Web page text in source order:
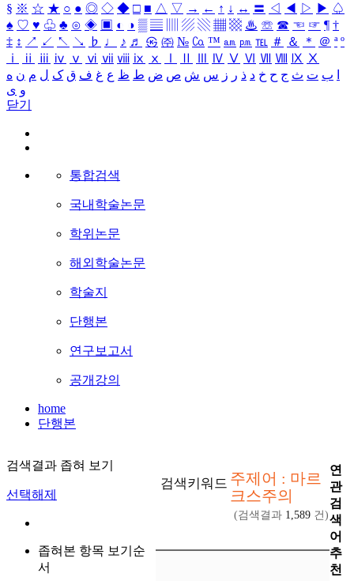
§ ※ ☆ ★ ○ ● ◎ ◇ ◆ □ ■ △ ▽ → ← ↑ ↓ ↔ 〓 ◁ ◀ ▷ ▶ ♤
♠ ♡ ♥ ♧ ♣ ⊙ ◈ ▣ ◐ ◑ ▒ ▤ ▨ ▧ ▦ ▩ ♨ ☏ ☎ ☜ ☞ ¶ †
‡ ↕ ↗ ↙ ↖ ↘ ♭ ♩ ♪ ♬ ㉿ ㈜ № ㏇ ™ ㏂ ㏘ ℡ ＃ ＆ ＊ ＠ ª º
ⅰ
ⅱ ⅲ ⅳ ⅴ ⅵ ⅶ ⅷ ⅸ ⅹ Ⅳ Ⅴ Ⅵ Ⅶ Ⅷ Ⅸ Ⅹ
ب ت ث ج ح خ د ذ ر ز س ش ص ض ط ظ ع غ ف ق ک ل م ن ه
و ی
닫기
통합검색
국내학술논문
학위논문
해외학술논문
학술지
단행본
연구보고서
공개강의
home
단행본
검색결과 좁혀 보기
선택해제
좁혀본 항목 보기순
서
검색키워드 주제어 : 마르
크스주의
(검색결과 1,589 건)
연
관
검
색
어
추
천